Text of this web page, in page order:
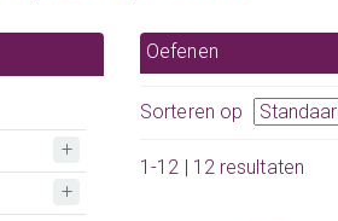
Oefenen
Sorteren op
1-12 | 12 resultaten